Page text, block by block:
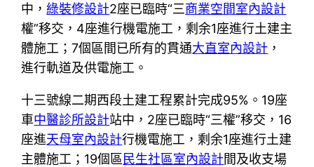
中，綠裝修設計2座已臨時“三商業空間室內設計
權”移交，4座進行機電施工，剩余1座進行土建主
體施工；7個區間已所有的貫通大直室內設計 ，
進行軌道及供電施工。
十三號線二期西段土建工程累計完成95%。19座
車中醫診所設計站中，2座已臨時“三權”移交，16
座進天母室內設計行機電施工，剩余1座進行土建
主體施工；19個區民生社區室內設計間及收支場